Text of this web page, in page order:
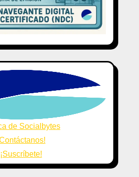
de Socialbytes
¡Suscríbete!